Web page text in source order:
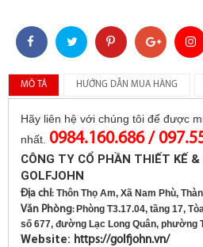
MÔ TẢ HƯỚNG DẪN MUA HÀNG
Hãy liên hệ với chúng tôi để được
nhất. 0984.160.686 /
CÔNG TY CỔ PHẦN THIẾT KẾ
GOLFJOHN
Địa chỉ: Thôn Thọ Am, Xã Nam Phù,
Văn Phòng:Phòng T3.17.04, tầng 17,
số 677, đường Lạc Long Quân, phường
Website: https://golfjohn.vn/